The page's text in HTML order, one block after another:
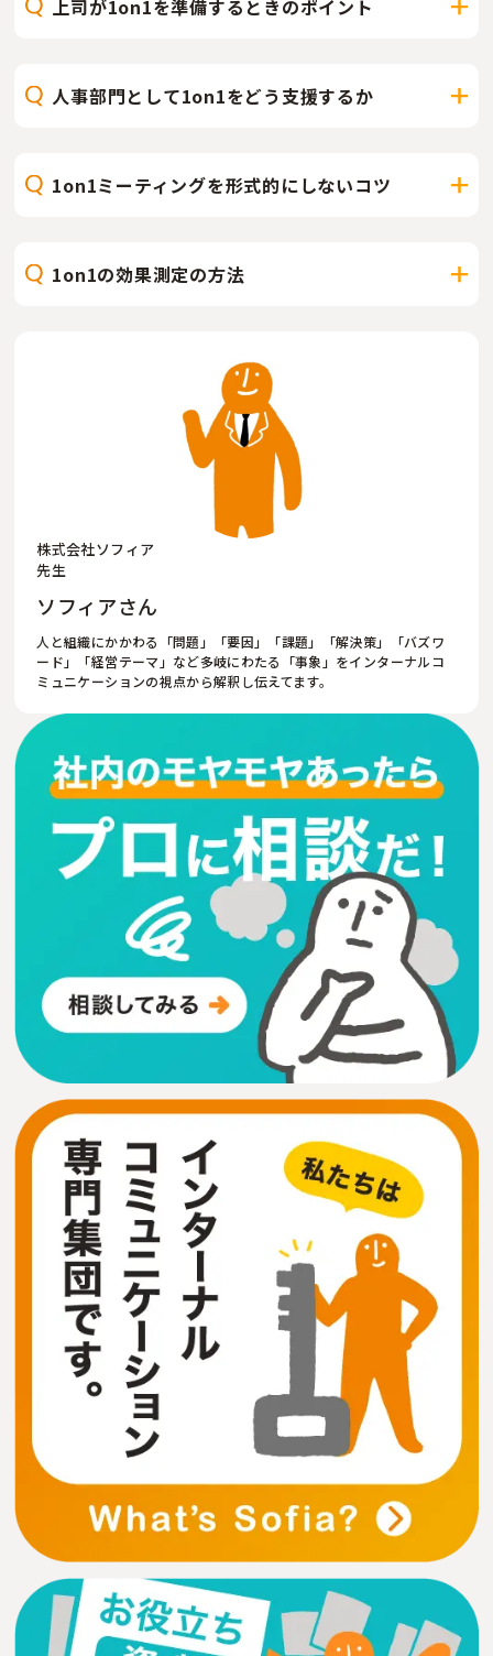
上司が1on1を準備するときのポイント
人事部門として1on1をどう支援するか
1on1ミーティングを形式的にしないコツ
1on1の効果測定の方法
株式会社ソフィア
先生
ソフィアさん
人と組織にかかわる「問題」「要因」「課題」「解決策」「バズワ
ード」「経営テーマ」など多岐にわたる「事象」をインターナルコ
ミュニケーションの視点から解釈し伝えてます。